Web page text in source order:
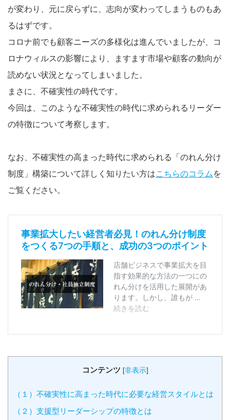
が変わり、元に戻らずに、志向が変わってしまうものもあ
るはずです。
コロナ前でも顧客ニーズの多様化は進んでいましたが、コ
ロナウィルスの影響により、ますます市場や顧客の動向が
読めない状況となってしまいました。
まさに、不確実性の時代です。
今回は、このような不確実性の時代に求められるリーダー
の特徴について考察します。
なお、不確実性の高まった時代に求められる「のれん分け
制度」構築について詳しく知りたい方はこちらのコラムを
ご覧ください。
コンテンツ [非表示]
（１）不確実性に高まった時代に必要な経営スタイルとは
（２）支援型リーダーシップの特徴とは